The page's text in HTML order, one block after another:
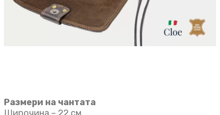
Размери на чантата